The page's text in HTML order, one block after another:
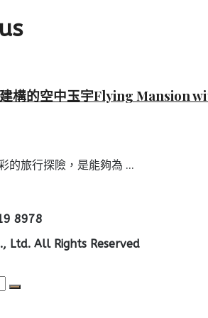
構的空中玉宇Flying Mansion
的旅行探險，是能夠為 ...
8978
Ltd. All Rights Reserved